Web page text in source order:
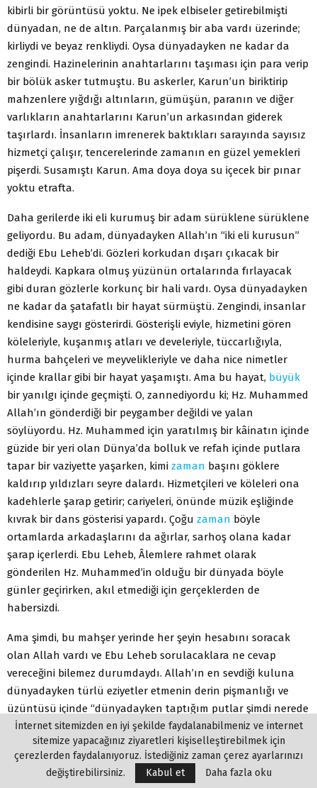
kibirli bir görüntüsü yoktu. Ne ipek elbiseler getirebilmişti
dünyadan, ne de altın. Parçalanmış bir aba vardı üzerinde;
kirliydi ve beyaz renkliydi. Oysa dünyadayken ne kadar da
zengindi. Hazinelerinin anahtarlarını taşıması için para verip
bir bölük asker tutmuştu. Bu askerler, Karun’un biriktirip
mahzenlere yığdığı altınların, gümüşün, paranın ve diğer
varlıkların anahtarlarını Karun’un arkasından giderek
taşırlardı. İnsanların imrenerek baktıkları sarayında sayısız
hizmetçi çalışır, tencerelerinde zamanın en güzel yemekleri
pişerdi. Susamıştı Karun. Ama doya doya su içecek bir pınar
yoktu etrafta.
Daha gerilerde iki eli kurumuş bir adam sürüklene sürüklene
geliyordu. Bu adam, dünyadayken Allah’ın “iki eli kurusun”
dediği Ebu Leheb’di. Gözleri korkudan dışarı çıkacak bir
haldeydi. Kapkara olmuş yüzünün ortalarında fırlayacak
gibi duran gözlerle korkunç bir hali vardı. Oysa dünyadayken
ne kadar da şatafatlı bir hayat sürmüştü. Zengindi, insanlar
kendisine saygı gösterirdi. Gösterişli eviyle, hizmetini gören
köleleriyle, kuşanmış atları ve develeriyle, tüccarlığıyla,
hurma bahçeleri ve meyvelikleriyle ve daha nice nimetler
içinde krallar gibi bir hayat yaşamıştı. Ama bu hayat, büyük
bir yanılgı içinde geçmişti. O, zannediyordu ki; Hz. Muhammed
Allah’ın gönderdiği bir peygamber değildi ve yalan
söylüyordu. Hz. Muhammed için yaratılmış bir kâinatın içinde
güzide bir yeri olan Dünya’da bolluk ve refah içinde putlara
tapar bir vaziyette yaşarken, kimi zaman başını göklere
kaldırıp yıldızları seyre dalardı. Hizmetçileri ve köleleri ona
kadehlerle şarap getirir; cariyeleri, önünde müzik eşliğinde
kıvrak bir dans gösterisi yapardı. Çoğu zaman böyle
ortamlarda arkadaşlarını da ağırlar, sarhoş olana kadar
şarap içerlerdi. Ebu Leheb, Âlemlere rahmet olarak
gönderilen Hz. Muhammed’in olduğu bir dünyada böyle
günler geçirirken, akıl etmediği için gerçeklerden de
habersizdi.
Ama şimdi, bu mahşer yerinde her şeyin hesabını soracak
olan Allah vardı ve Ebu Leheb sorulacaklara ne cevap
vereceğini bilemez durumdaydı. Allah’ın en sevdiği kuluna
dünyadayken türlü eziyetler etmenin derin pişmanlığı ve
üzüntüsü içinde “dünyadayken taptığım putlar şimdi nerede
acaba?” diye düşünmekteydi. Onun gibi perişan bir halde
bulunan daha milyonlarca, milyarlarca kadın ve erkek
oradaydı. Kalpleri ve gönülleri bomboş kalmış bu insan
sürüsü, belli bir düzen içinde bulundukları yerde beklerken,
İnternet sitemizden en iyi şekilde faydalanabilmeniz ve internet
sitemize yapacağınız ziyaretleri kişiselleştirebilmek için
çerezlerden faydalanıyoruz. İstediğiniz zaman çerez ayarlarınızı
değiştirebilirsiniz.
Kabul et Daha fazla oku